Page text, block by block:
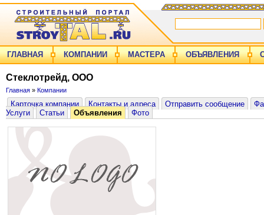
ГЛАВНАЯ КОМПАНИИ МАСТЕРА ОБЪЯВЛЕНИЯ
Стеклотрейд, ООО
Главная » Компании
Карточка компании Контакты и адреса Отправить сообщение
Услуги
Статьи Объявления Фото